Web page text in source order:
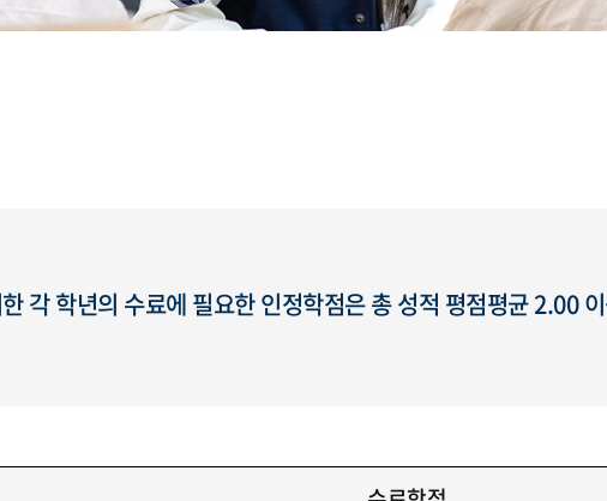
각 학년의 수료에 필요한 인정학점은 총 성적 평점평균 2.00